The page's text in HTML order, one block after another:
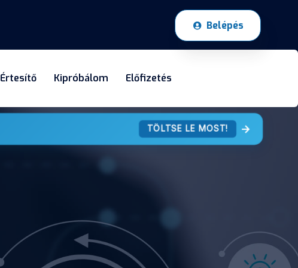
Belépés
Értesítő Kipróbálom Előfizetés
TÖLTSE LE MOST!